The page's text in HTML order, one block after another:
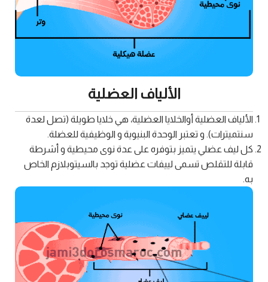
الألياف العضلية
الألياف العضلية أوالخلايا العضلية، هي خلايا طويلة (تصل لعدة
سنتميترات). و تعتبر الوحدة البنيوية و الوظيفية للعضلة.
كل ليف عضلي يتميز بتوفره على عدة نوى محيطية و أشرطة
قابلة للتقلص تسمى لييفات عضلية توجد بالسيتوبلازم الخاص
به.